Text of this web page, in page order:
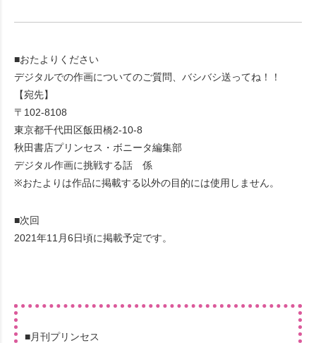
■おたよりください
デジタルでの作画についてのご質問、バシバシ送ってね！！
【宛先】
〒102-8108
東京都千代田区飯田橋2-10-8
秋田書店プリンセス・ボニータ編集部
デジタル作画に挑戦する話 係
※おたよりは作品に掲載する以外の目的には使用しません。
■次回
2021年11月6日頃に掲載予定です。
■月刊プリンセス